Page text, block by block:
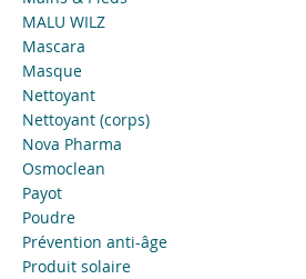
MALU WILZ
Mascara
Masque
Nettoyant
Nettoyant (corps)
Nova Pharma
Osmoclean
Payot
Poudre
Prévention anti-âge
Produit solaire